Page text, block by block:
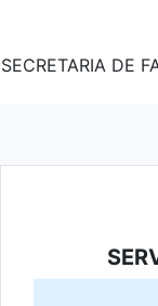
SECRETARIA DE